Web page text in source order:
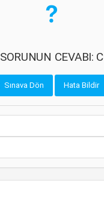
SORUNUN CEVABI: C
Sınava Dön Hata Bildir